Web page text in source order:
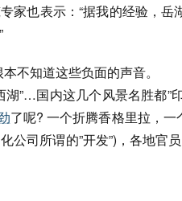
家也表示：“据我的经验，岳
不知道这些负面的声音。
湖”…国内这几个风景名胜都”
了呢? 一个折腾香格里拉，
公司所谓的”开发”)，各地官